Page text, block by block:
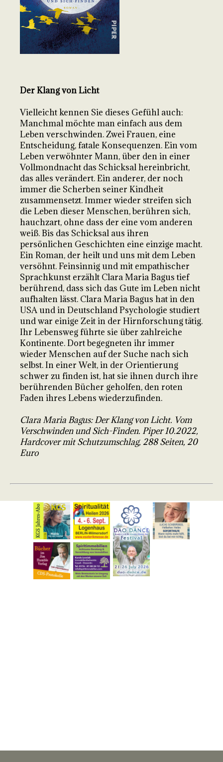
Der Klang von Licht
Vielleicht kennen Sie dieses Gefühl auch:
Manchmal möchte man einfach aus dem
Leben verschwinden. Zwei Frauen, eine
Entscheidung, fatale Konsequenzen. Ein vom
Leben verwöhnter Mann, über den in einer
Vollmondnacht das Schicksal hereinbricht,
das alles verändert. Ein anderer, der noch
immer die Scherben seiner Kindheit
zusammensetzt. Immer wieder streifen sich
die Leben dieser Menschen, berühren sich,
hauchzart, ohne dass der eine vom anderen
weiß. Bis das Schicksal aus ihren
persönlichen Geschichten eine einzige macht.
Ein Roman, der heilt und uns mit dem Leben
versöhnt. Feinsinnig und mit empathischer
Sprachkunst erzählt Clara Maria Bagus tief
berührend, dass sich das Gute im Leben nicht
aufhalten lässt. Clara Maria Bagus hat in den
USA und in Deutschland Psychologie studiert
und war einige Zeit in der Hirnforschung tätig.
Ihr Lebensweg führte sie über zahlreiche
Kontinente. Dort begegneten ihr immer
wieder Menschen auf der Suche nach sich
selbst. In einer Welt, in der Orientierung
schwer zu finden ist, hat sie ihnen durch ihre
berührenden Bücher geholfen, den roten
Faden ihres Lebens wiederzufinden.
Clara Maria Bagus: Der Klang von Licht. Vom
Verschwinden und Sich-Finden. Piper 10.2022,
Hardcover mit Schutzumschlag, 288 Seiten, 20
Euro